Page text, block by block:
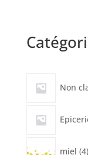
Non
miel 4